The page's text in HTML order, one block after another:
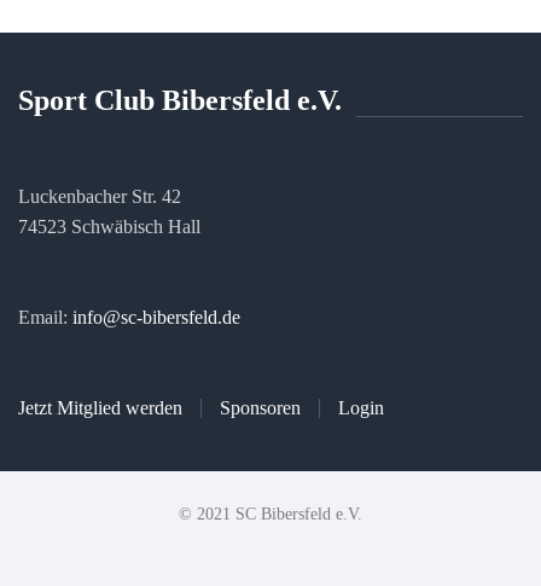
Sport Club Bibersfeld e.V.
Luckenbacher Str. 42
74523 Schwäbisch Hall
Email: info@sc-bibersfeld.de
Jetzt Mitglied werden Sponsoren Login
© 2021 SC Bibersfeld e.V.